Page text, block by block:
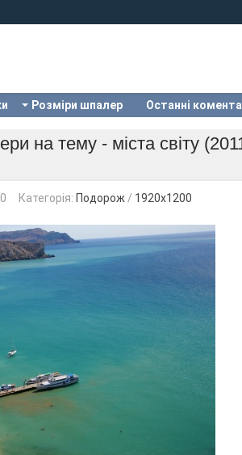
Розміри шпалер Останні
на тему - міста світу
0 Категорія: Подорож / 1920х1200